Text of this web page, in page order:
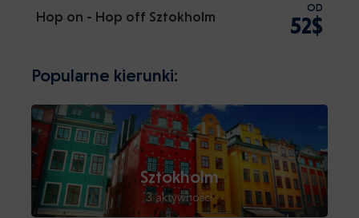
Hop on - Hop off Sztokholm
OD
52$
Popularne kierunki:
Sztokholm
3 aktywności